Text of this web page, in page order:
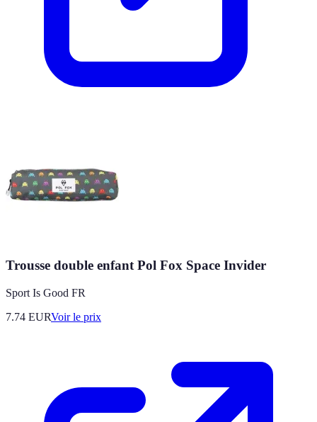
Trousse double enfant Pol Fox Space Invider
Sport Is Good FR
7.74 EURVoir le prix